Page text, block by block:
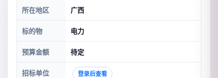
所在地区 广西
标的物 电力
预算金额 待定
招标单位 登录后查看